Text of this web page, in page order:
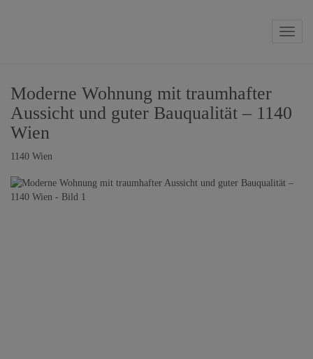
Moderne Wohnung mit traumhafter
Aussicht und guter Bauqualität – 1140
Wien
1140 Wien